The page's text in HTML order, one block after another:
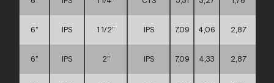
6” IPS 1 1/2” IPS 7,09 4,06 2,87
6” IPS 2” IPS 7,09 4,33 2,87